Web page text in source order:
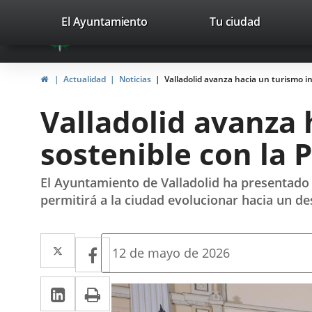
Portal
Web
del
Valladolid
avaTop
valladolid.es
El Ayuntamiento Tu ciudad
InicioActualidad Noticias Valladolid avanza hacia un turismo
Valladolid
sostenible con la
El Ayuntamiento de Valladolid ha
permitirá a la ciudad evolucionar hacia un
Twitter
Enlace
a
una
Facebook
Enlace
a
una
LinkedIn
EnlaceImprimir
Fecha
la
noticia
12 de mayo de 2026